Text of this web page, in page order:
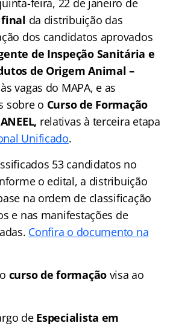
feira, 22 de janeiro de
da distribuição das
dos candidatos aprovados
de Inspeção Sanitária e
de Origem Animal –
vagas do MAPA, e as
sobre o Curso de Formação
relativas à terceira etapa
Unificado.
53 candidatos no
o edital, a distribuição
na ordem de classificação
e nas manifestações de
Confira o documento na
curso de formação visa ao
de Especialista em